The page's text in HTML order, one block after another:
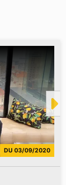
DU 03/09/2020